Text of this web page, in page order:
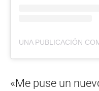
«Me puse un